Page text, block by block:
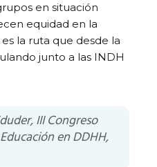
en situación
equidad en la
la ruta que desde la
junto a las INDH
,III Congreso
en DDHH,